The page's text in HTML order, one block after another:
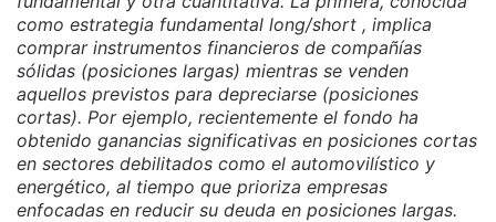
como estrategia fundamental long/short , implica
comprar instrumentos financieros de compañías
sólidas (posiciones largas) mientras se venden
aquellos previstos para depreciarse (posiciones
cortas). Por ejemplo, recientemente el fondo ha
obtenido ganancias significativas en posiciones cortas
en sectores debilitados como el automovilístico y
energético, al tiempo que prioriza empresas
enfocadas en reducir su deuda en posiciones largas.